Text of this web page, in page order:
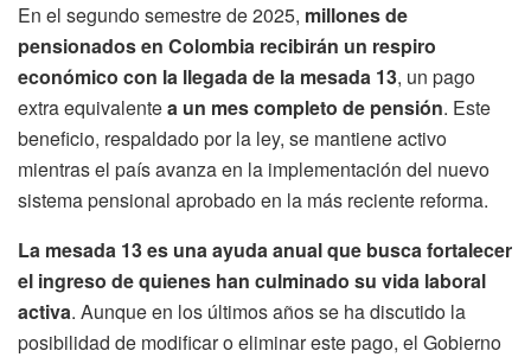
En el segundo semestre de 2025, millones de
pensionados en Colombia recibirán un respiro
económico con la llegada de la mesada 13, un pago
extra equivalentea un mes completo de pensión. Este
beneficio, respaldado por la ley, se mantiene activo
mientras el país avanza en la implementación del nuevo
sistema pensional aprobado en la más reciente reforma.
La mesada 13 es una ayuda anual que busca fortalecer
el ingreso de quienes han culminado su vida laboral
activa. Aunque en los últimos años se ha discutido la
posibilidad de modificar o eliminar este pago, el Gobierno